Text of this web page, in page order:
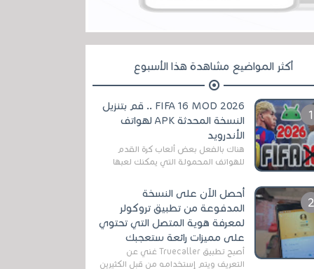
أكثر المواضيع مشاهدة هذا الأسبوع
FIFA 16 MOD 2026 .. قم بتنزيل
النسخة المحدثة APK لهواتف
الأندرويد
هناك بالفعل بعض ألعاب كرة القدم
للهواتف المحمولة التي يمكنك لعبها
مثل EA Sports ...
أحصل الآن على النسخة
المدفوعة من تطبيق تروكولر
لمعرفة هوية المتصل التي تحتوي
على مميزات رائعة ستعجبك
أصبح تطبيق Truecaller غني عن
التعريف ويتم إستخدامه من قبل الكثيرين